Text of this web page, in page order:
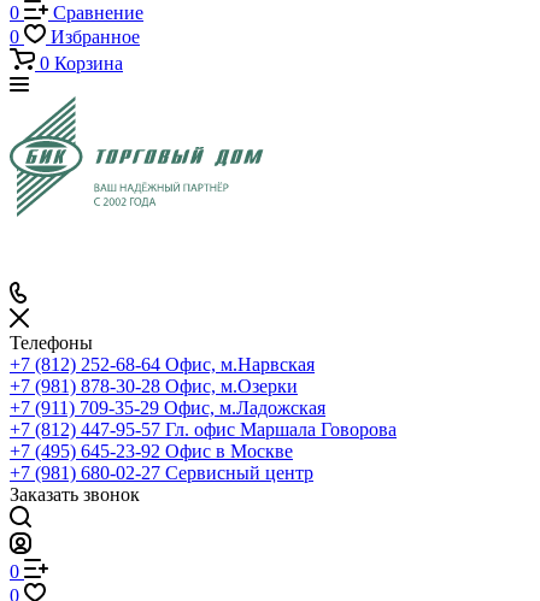
0
Сравнение
0
Избранное
0 Корзина
Телефоны
+7 (812) 252-68-64 Офис, м.Нарвская
+7 (981) 878-30-28 Офис, м.Озерки
+7 (911) 709-35-29 Офис, м.Ладожская
+7 (812) 447-95-57 Гл. офис Маршала Говорова
+7 (495) 645-23-92 Офис в Москве
+7 (981) 680-02-27 Сервисный центр
Заказать звонок
0
0